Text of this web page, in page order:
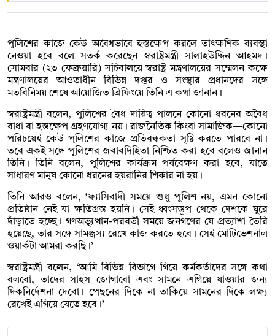
পুলিশের কাজে কেউ অবৈধভাবে হস্তক্ষেপ করলে তাৎক্ষণিক ব্যবস্থা
নেওয়া হবে বলে সতর্ক করেছেন স্বরাষ্ট্রমন্ত্রী সালাহউদ্দিন আহমদ।
সোমবার (২৩ ফেব্রুয়ারি) সচিবালয়ে স্বরাষ্ট্র মন্ত্রণালয়ের সম্মেলন কক্ষে
মন্ত্রণালয়ের আওতাধীন বিভিন্ন দপ্তর ও সংস্থার প্রধানদের সঙ্গে
মতবিনিময় শেষে আয়োজিত ব্রিফিংয়ে তিনি এ কথা জানান।
স্বরাষ্ট্রমন্ত্রী বলেন, পুলিশের বৈধ দায়িত্ব পালনে কোনো ধরনের অবৈধ
বাধা বা হস্তক্ষেপ গ্রহণযোগ্য নয়। রাজনৈতিক কিংবা সামাজিক—কোনো
পরিচয়েই কেউ পুলিশের কাজে প্রতিবন্ধকতা সৃষ্টি করতে পারবে না।
তবে একই সঙ্গে পুলিশের জবাবদিহিতা নিশ্চিত করা হবে বলেও জানান
তিনি। তিনি বলেন, পুলিশের কার্যক্রম পর্যবেক্ষণ করা হবে, যাতে
সাধারণ মানুষ কোনো ধরনের হয়রানির শিকার না হয়।
তিনি আরও বলেন, ‘ফ্যাসিবাদী সময়ে শুধু পুলিশ নয়, এমন কোনো
প্রতিষ্ঠান নেই যা ক্ষতিগ্রস্ত হয়নি। সেই ধ্বংসস্তূপ থেকে দেশকে ঘুরে
দাঁড়াতে হচ্ছে। গণঅভ্যুত্থান-পরবর্তী সময়ে জনগণের যে প্রত্যাশা তৈরি
হয়েছে, তার সঙ্গে সামঞ্জস্য রেখে কাজ করতে হবে। সেই মোটিভেশনাল
ওয়ার্কটা আমরা করছি।’
স্বরাষ্ট্রমন্ত্রী বলেন, ‘আমি বিভিন্ন বিভাগে গিয়ে কর্মকর্তাদের সঙ্গে কথা
বলবো, তাদের সাহস জোগাবো এবং সামনে এগিয়ে যাওয়ার জন্য
দিকনির্দেশনা দেবো। পেছনের দিকে না তাকিয়ে সামনের দিকে লক্ষ্য
রেখেই এগিয়ে যেতে হবে।’